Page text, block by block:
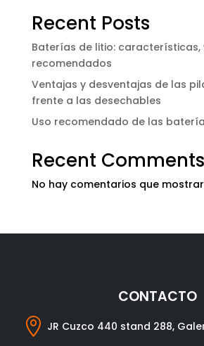
Recent Posts
Baterías de litio: características,
recomendados
Ventajas y desventajas de las
frente a las desechables
Uso recomendado de las
Recent Comments
No hay comentarios que
CONTACTO
 JR Cuzco 440 stand 288,